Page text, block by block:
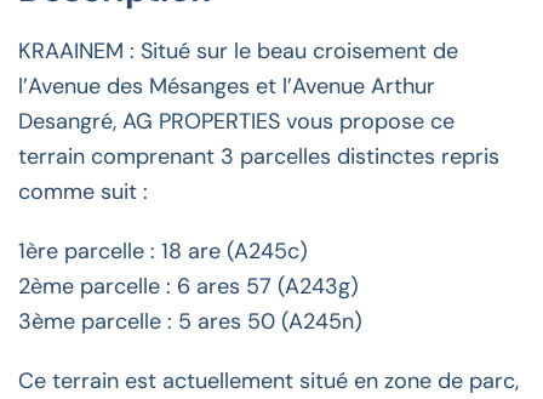
KRAAINEM : Situé sur le beau croisement de
l’Avenue des Mésanges et l’Avenue Arthur
Desangré, AG PROPERTIES vous propose ce
terrain comprenant 3 parcelles distinctes repris
comme suit :
1ère parcelle : 18 are (A245c)
2ème parcelle : 6 ares 57 (A243g)
3ème parcelle : 5 ares 50 (A245n)
Ce terrain est actuellement situé en zone de parc,